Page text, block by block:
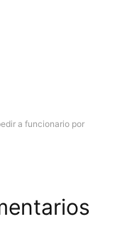
a funcionario por